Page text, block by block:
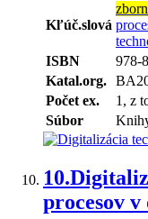
Kľúč.slová
ISBN
978-
Katal.org.
Počet ex.
1, z
Súbor
10.
procesov